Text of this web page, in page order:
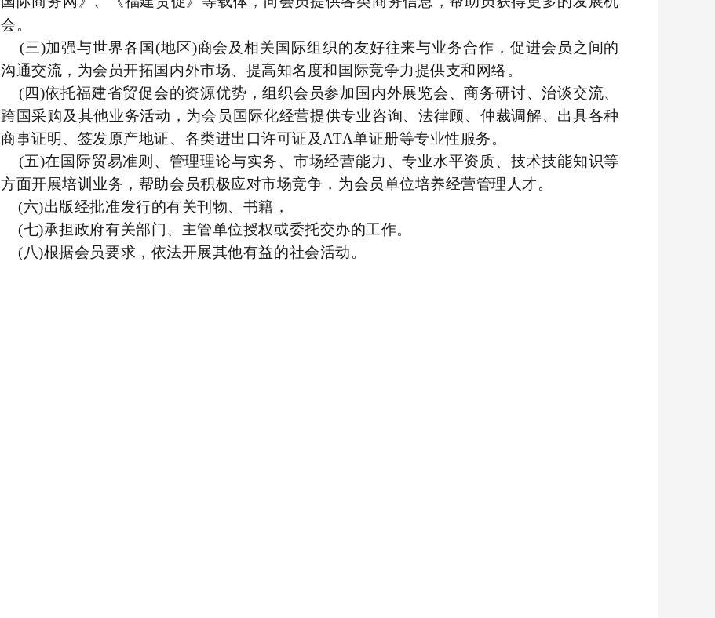
会。
(三)加强与世界各国(地区)商会及相关国际组织的友好往来与业务合作，促进会员之间的
沟通交流，为会员开拓国内外市场、提高知名度和国际竞争力提供支和网络。
(四)依托福建省贸促会的资源优势，组织会员参加国内外展览会、商务研讨、治谈交流、
跨国采购及其他业务活动，为会员国际化经营提供专业咨询、法律顾、仲裁调解、出具各种
商事证明、签发原产地证、各类进出口许可证及ATA单证册等专业性服务。
(五)在国际贸易准则、管理理论与实务、市场经营能力、专业水平资质、技术技能知识等
方面开展培训业务，帮助会员积极应对市场竞争，为会员单位培养经营管理人才。
(六)出版经批准发行的有关刊物、书籍，
(七)承担政府有关部门、主管单位授权或委托交办的工作。
(八)根据会员要求，依法开展其他有益的社会活动。